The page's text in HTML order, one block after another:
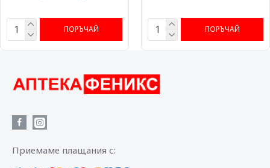
ПОРЪЧАЙ ПОРЪЧАЙ
Приемаме плащания с: